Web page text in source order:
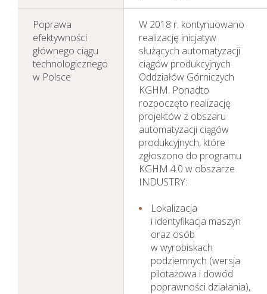
Poprawa
efektywności
głównego ciągu
technologicznego
w Polsce
W 2018 r. kontynuowano
realizację inicjatyw
służących automatyzacji
ciągów produkcyjnych
Oddziałów Górniczych
KGHM. Ponadto
rozpoczęto realizację
projektów z obszaru
automatyzacji ciągów
produkcyjnych, które
zgłoszono do programu
KGHM 4.0 w obszarze
INDUSTRY:
Lokalizacja
i identyfikacja maszyn
oraz osób
w wyrobiskach
podziemnych (wersja
pilotażowa i dowód
poprawności działania),